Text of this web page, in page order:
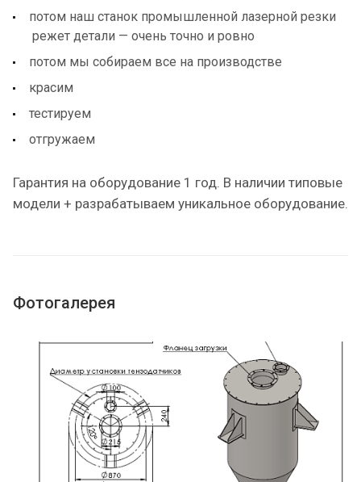
потом наш станок промышленной лазерной резки
режет детали — очень точно и ровно
потом мы собираем все на производстве
красим
тестируем
отгружаем
Гарантия на оборудование 1 год. В наличии типовые
модели + разрабатываем уникальное оборудование.
Фотогалерея